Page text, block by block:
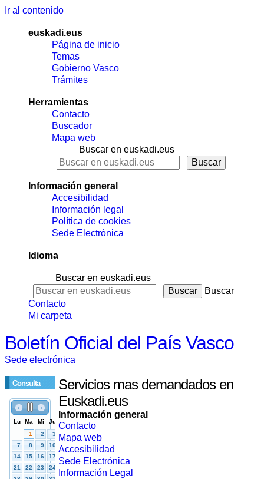
Ir al contenido
euskadi.eus
Página de inicio
Temas
Gobierno Vasco
Trámites
Herramientas
Contacto
Buscador
Mapa web
Buscar en euskadi.eus
Información general
Accesibilidad
Información legal
Política de cookies
Sede Electrónica
Idioma
Buscar en euskadi.eus
Buscar
Contacto
Mi carpeta
Boletín Oficial del País Vasco
Sede electrónica
Consulta
Servicios mas demandados en
Euskadi.eus
Información general
Contacto
Mapa web
Accesibilidad
Sede Electrónica
Información Legal